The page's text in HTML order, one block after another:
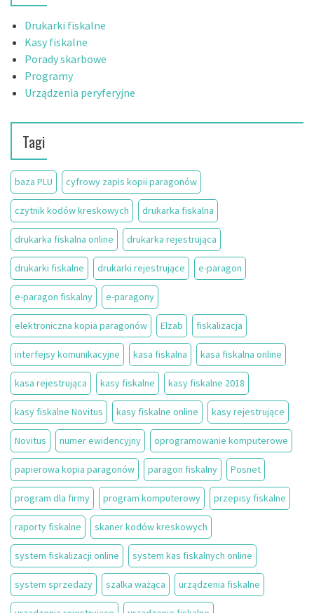
Drukarki fiskalne
Kasy fiskalne
Porady skarbowe
Programy
Urządzenia peryferyjne
Tagi
baza PLU cyfrowy zapis kopii paragonów
czytnik kodów kreskowych drukarka fiskalna
drukarka fiskalna online drukarka rejestrująca
drukarki fiskalne drukarki rejestrujące e-paragon
e-paragon fiskalny e-paragony
elektroniczna kopia paragonów Elzab fiskalizacja
interfejsy komunikacyjne kasa fiskalna kasa fiskalna online
kasa rejestrująca kasy fiskalne kasy fiskalne 2018
kasy fiskalne Novitus kasy fiskalne online kasy rejestrujące
Novitus numer ewidencyjny oprogramowanie komputerowe
papierowa kopia paragonów paragon fiskalny Posnet
program dla firmy program komputerowy przepisy fiskalne
raporty fiskalne skaner kodów kreskowych
system fiskalizacji online system kas fiskalnych online
system sprzedaży szalka ważąca urządzenia fiskalne